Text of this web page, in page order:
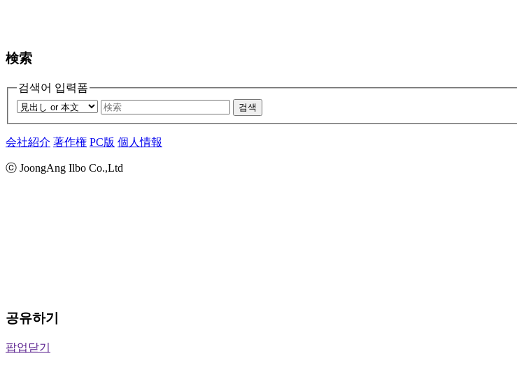
検索
검색어 입력폼
검색
会社紹介 著作権 PC版 個人情報
ⓒ JoongAng Ilbo Co.,Ltd
공유하기
팝업닫기